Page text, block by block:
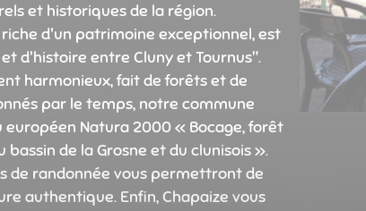
et historiques de la région.
d'un patrimoine exceptionnel, est
d'histoire entre Cluny et Tournus".
harmonieux, fait de forêts et de
par le temps, notre commune
Natura 2000 « Bocage, forêt
de la Grosne et du clunisois ».
de randonnée vous permettront de
authentique. Enfin, Chapaize vous